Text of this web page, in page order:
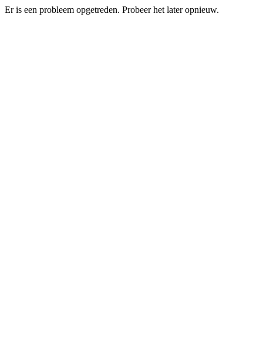
Er is een probleem opgetreden. Probeer het later opnieuw.